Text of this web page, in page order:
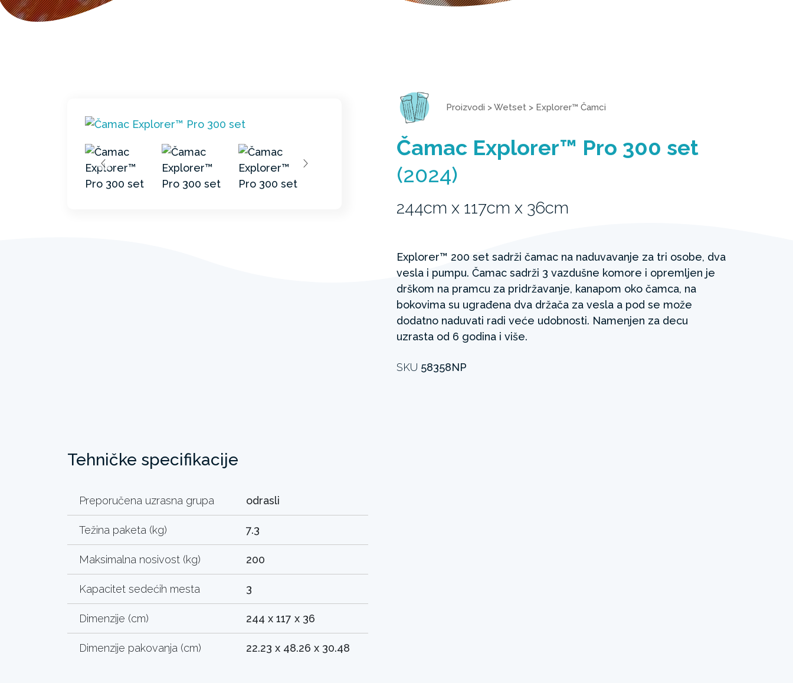
Proizvodi >Wetset > Explorer™ Čamci
Čamac Explorer™ Pro 300 set
(2024)
244cm x 117cm x 36cm
Explorer™ 200 set sadrži čamac na naduvavanje za tri osobe, dva
vesla i pumpu. Čamac sadrži 3 vazdušne komore i opremljen je
drškom na pramcu za pridržavanje, kanapom oko čamca, na
bokovima su ugrađena dva držača za vesla a pod se može
dodatno naduvati radi veće udobnosti. Namenjen za decu
uzrasta od 6 godina i više.
SKU 58358NP
Tehničke specifikacije
Preporučena uzrasna grupa odrasli
Težina paketa (kg) 7.3
Maksimalna nosivost (kg) 200
Kapacitet sedećih mesta 3
Dimenzije (cm) 244 x 117 x 36
Dimenzije pakovanja (cm) 22.23 x 48.26 x 30.48